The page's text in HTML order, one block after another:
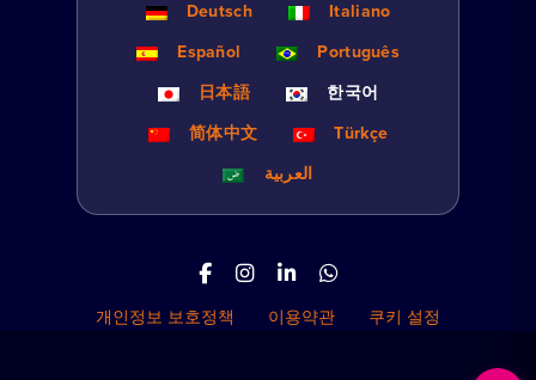
Deutsch
Italiano
Español
Português
日本語
한국어
简体中文
Türkçe
العربية
개인정보 보호정책 이용약관 쿠키 설정